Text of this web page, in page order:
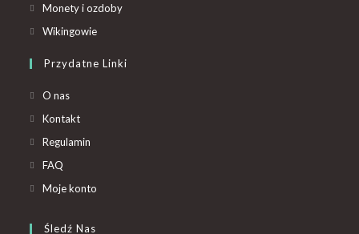
Monety i ozdoby
Wikingowie
Przydatne Linki
O nas
Kontakt
Regulamin
FAQ
Moje konto
Śledź Nas